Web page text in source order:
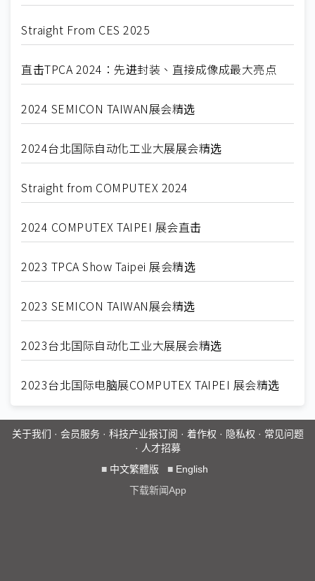
Straight From CES 2025
直击TPCA 2024：先进封装、直接成像成最大亮点
2024 SEMICON TAIWAN展会精选
2024台北国际自动化工业大展展会精选
Straight from COMPUTEX 2024
2024 COMPUTEX TAIPEI 展会直击
2023 TPCA Show Taipei 展会精选
2023 SEMICON TAIWAN展会精选
2023台北国际自动化工业大展展会精选
2023台北国际电脑展COMPUTEX TAIPEI 展会精选
关于我们 · 会员服务· 科技产业报订阅 · 着作权 · 隐私权 · 常见问题
· 人才招募
■ 中文繁體版 ■ English
下载新闻App